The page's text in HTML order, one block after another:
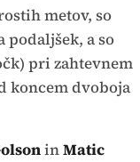
metov, so
podaljšek, a so
pri zahtevnem
koncem dvoboja
inMatic